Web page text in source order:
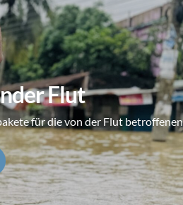
Flut
für die von der Flut